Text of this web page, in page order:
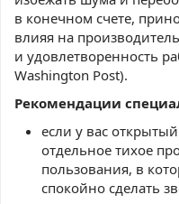
в конечном счете,
влияя на
и удовлетворенность
Washington Post).
Рекомендации
если у вас
отдельное тихое
пользования, в
спокойно сделать